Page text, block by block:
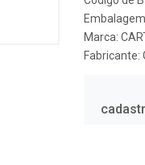
Marca:
Fabricante: